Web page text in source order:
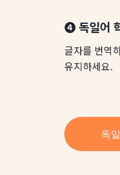
❹ 독일어
글자를 번역
유지하세요.
독